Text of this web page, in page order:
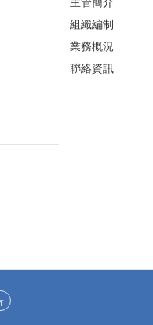
組織編制
業務概況
聯絡資訊